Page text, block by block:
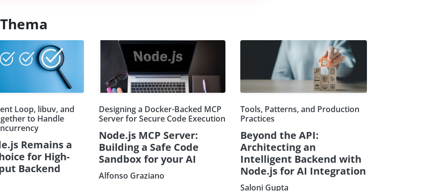
Loop, libuv, and
to Handle
Remains a
for High-
Backend
Designing a Docker-Backed MCP
Server for Secure Code Execution
Node.js MCP Server:
Building a Safe Code
Sandbox for your AI
Alfonso Graziano
Tools, Patterns, and Production
Practices
Beyond the API:
Architecting an
Intelligent Backend with
Node.js for AI Integration
Saloni Gupta